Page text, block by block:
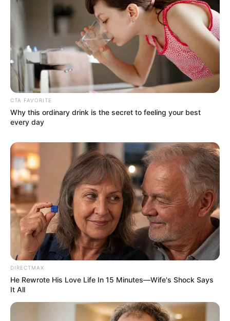
arrow_forward_ios Baca selengkapnya
Play Mute
Play
CTA FAVORITE
Why this ordinary drink is the secret to feeling your best
every day
DIRECTMAX
He Rewrote His Love Life In 15 Minutes—Wife's Shock Says
It All